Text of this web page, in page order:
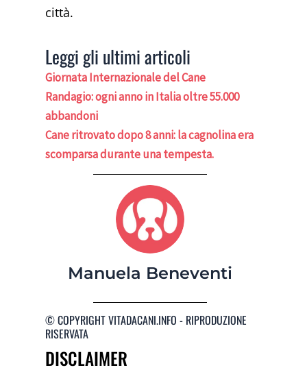
città.
Leggi gli ultimi articoli
Giornata Internazionale del Cane
Randagio: ogni anno in Italia oltre 55.000
abbandoni
Cane ritrovato dopo 8 anni: la cagnolina era
scomparsa durante una tempesta.
Manuela Beneventi
© COPYRIGHT VITADACANI.INFO - RIPRODUZIONE
RISERVATA
DISCLAIMER